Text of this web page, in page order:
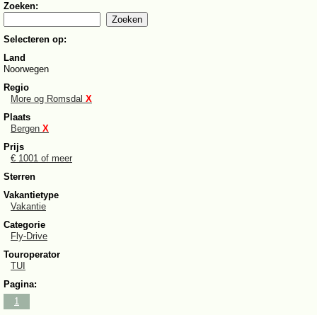
Zoeken:
Selecteren op:
Land
Noorwegen
Regio
More og Romsdal X
Plaats
Bergen X
Prijs
€ 1001 of meer
Sterren
Vakantietype
Vakantie
Categorie
Fly-Drive
Touroperator
TUI
Pagina:
1